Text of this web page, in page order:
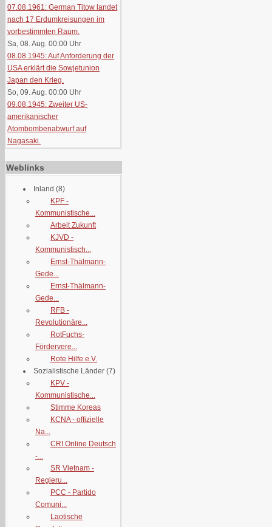
07.08.1961: German Titow landet
nach 17 Erdumkreisungen im
vorbestimmten Raum.
Sa, 08. Aug. 00:00 Uhr
08.08.1945: Auf Anforderung der
USA erklärt die Sowjetunion
Japan den Krieg.
So, 09. Aug. 00:00 Uhr
09.08.1945: Zweiter US-
amerikanischer
Atombombenabwurf auf
Nagasaki.
Weblinks
Inland (8)
KPF -
Kommunistische...
Arbeit Zukunft
KJVD -
Kommunistisch...
Ernst-Thälmann-
Gede...
Ernst-Thälmann-
Gede...
RFB -
Revolutionäre...
RotFuchs-
Fördervere...
Rote Hilfe e.V.
Sozialistische Länder (7)
KPV -
Kommunistische...
Stimme Koreas
KCNA - offizielle
Na...
CRI Online Deutsch
-...
SR Vietnam -
Regieru...
PCC - Partido
Comuni...
Laotische